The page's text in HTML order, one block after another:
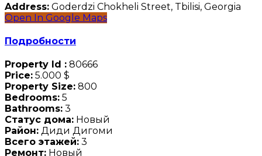
Address: Goderdzi Chokheli Street, Tbilisi, Georgia
Open In Google Maps
Подробности
Property Id : 80666
Price: 5.000 $
Property Size: 800
Bedrooms: 5
Bathrooms: 3
Статус дома: Новый
Район: Диди Дигоми
Всего этажей: 3
Ремонт: Новый